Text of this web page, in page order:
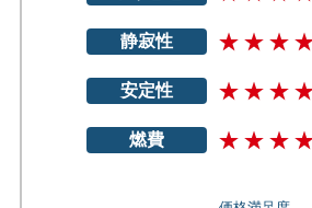
静寂性
安定性
燃費